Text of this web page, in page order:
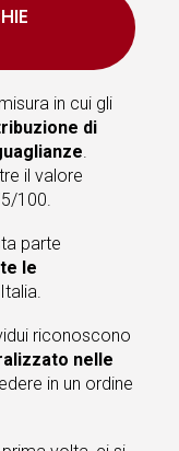
in cui gli
di
il valore
100.
parte
le
riconoscono
nelle
in un ordine